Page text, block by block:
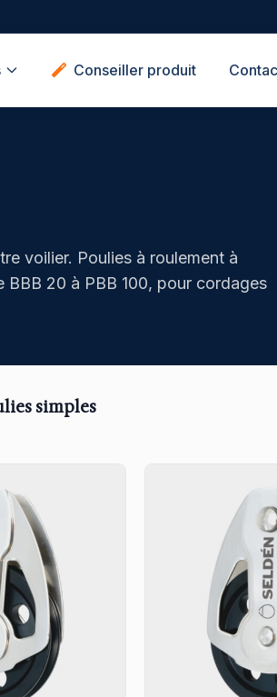
Conseiller produit
voilier. Poulies à roulement à
BBB 20 à PBB 100, pour cordages
simples